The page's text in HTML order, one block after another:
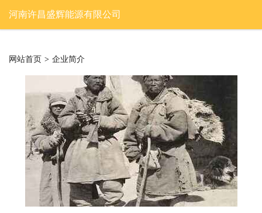
河南许昌盛辉能源有限公司
网站首页 > 企业简介